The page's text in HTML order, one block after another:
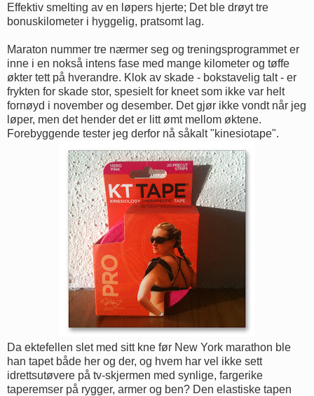
Effektiv smelting av en løpers hjerte; Det ble drøyt tre
bonuskilometer i hyggelig, pratsomt lag.
Maraton nummer tre nærmer seg og treningsprogrammet er
inne i en nokså intens fase med mange kilometer og tøffe
økter tett på hverandre. Klok av skade - bokstavelig talt - er
frykten for skade stor, spesielt for kneet som ikke var helt
fornøyd i november og desember. Det gjør ikke vondt når jeg
løper, men det hender det er litt ømt mellom øktene.
Forebyggende tester jeg derfor nå såkalt "kinesiotape".
Da ektefellen slet med sitt kne før New York marathon ble
han tapet både her og der, og hvem har vel ikke sett
idrettsutøvere på tv-skjermen med synlige, fargerike
taperemser på rygger, armer og ben? Den elastiske tapen